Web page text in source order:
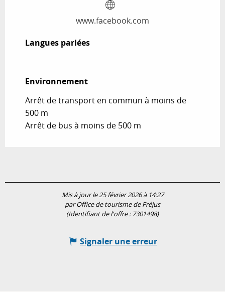
www.facebook.com
Langues parlées
Langues parlées
Environnement
Environnement
Arrêt de transport en commun à moins de
500 m
Arrêt de bus à moins de 500 m
Mis à jour le 25 février 2026 à 14:27
par Office de tourisme de Fréjus
(Identifiant de l'offre : 7301498)
Signaler une erreur